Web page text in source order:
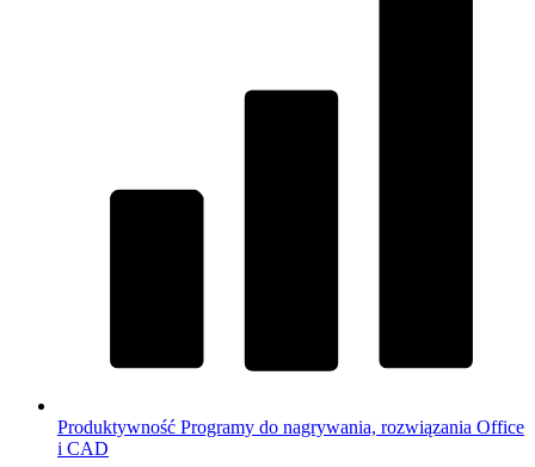
Produktywność Programy do nagrywania, rozwiązania Office
i CAD